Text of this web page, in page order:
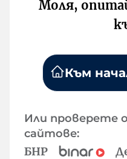
Моля,
Към
Или
сайтове:
БНР